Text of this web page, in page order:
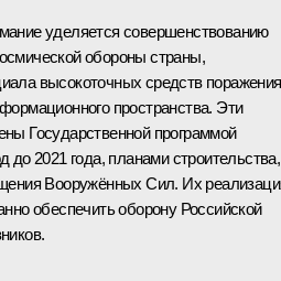
уделяется совершенствованию
обороны страны,
высокоточных средств
пространства. Эти
Государственной программой
до 2021 года, планами строительства,
Вооружённых Сил. Их
обеспечить оборону Российской